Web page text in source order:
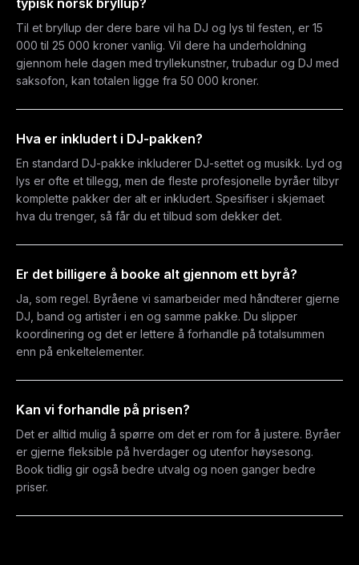
typisk norsk bryllup?
Til et bryllup der dere bare vil ha DJ og lys til festen, er 15
000 til 25 000 kroner vanlig. Vil dere ha underholdning
gjennom hele dagen med tryllekunstner, trubadur og DJ med
saksofon, kan totalen ligge fra 50 000 kroner.
Hva er inkludert i DJ-pakken?
En standard DJ-pakke inkluderer DJ-settet og musikk. Lyd og
lys er ofte et tillegg, men de fleste profesjonelle byråer tilbyr
komplette pakker der alt er inkludert. Spesifiser i skjemaet
hva du trenger, så får du et tilbud som dekker det.
Er det billigere å booke alt gjennom ett byrå?
Ja, som regel. Byråene vi samarbeider med håndterer gjerne
DJ, band og artister i en og samme pakke. Du slipper
koordinering og det er lettere å forhandle på totalsummen
enn på enkeltelementer.
Kan vi forhandle på prisen?
Det er alltid mulig å spørre om det er rom for å justere. Byråer
er gjerne fleksible på hverdager og utenfor høysesong.
Book tidlig gir også bedre utvalg og noen ganger bedre
priser.